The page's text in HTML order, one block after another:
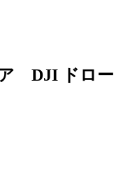
DJI ドロー